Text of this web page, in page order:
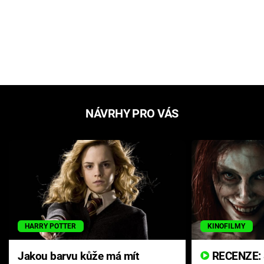
NÁVRHY PRO VÁS
HARRY POTTER
Jakou barvu kůže má mít
KINOFILMY